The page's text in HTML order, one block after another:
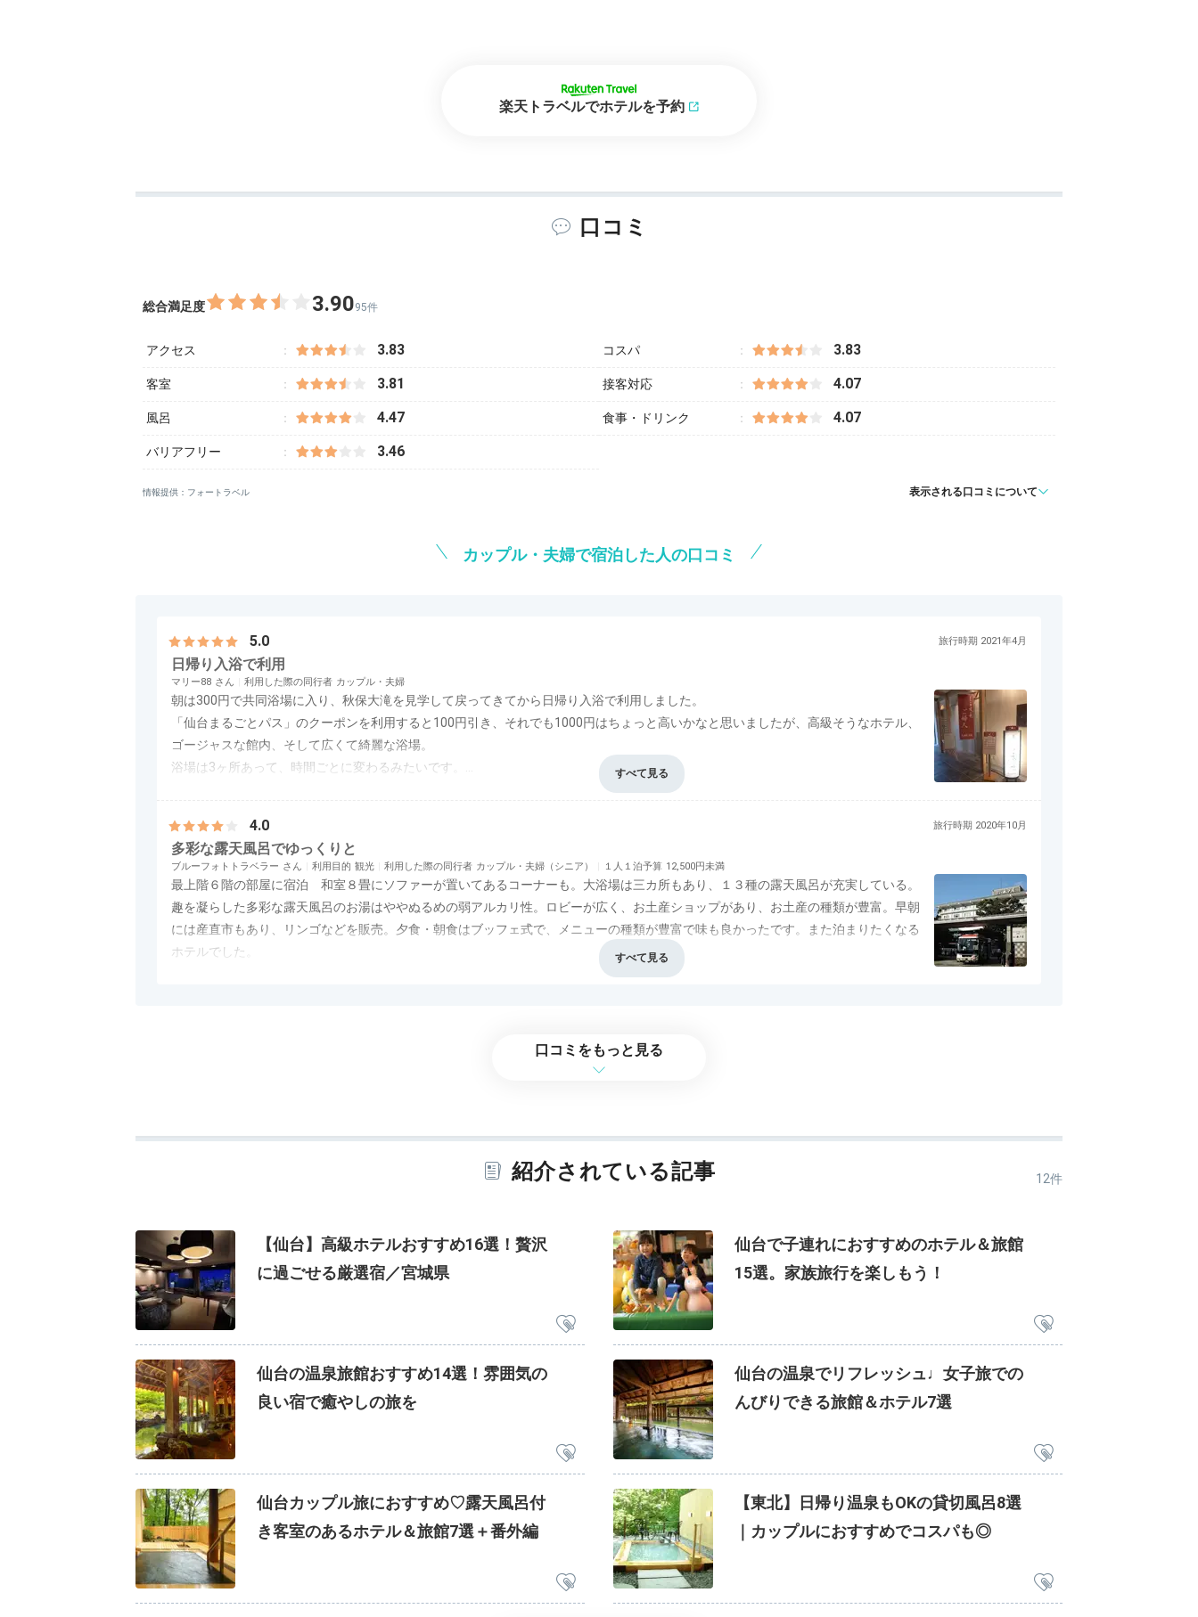
楽天トラベルでホテルを予約
口コミ
総合満足度 3.9095件
アクセス 3.83 コスパ 3.83
客室 3.81 接客対応 4.07
風呂 4.47 食事・ドリンク 4.07
バリアフリー 3.46
情報提供：フォートラベル 表示される口コミについて
カップル・夫婦で宿泊した人の口コミ
5.0 旅行時期 2021年4月
日帰り入浴で利用
マリー88 利用した際の同行者 カップル・夫婦
朝は300円で共同浴場に入り、秋保大滝を見学して戻ってきてから日帰り入浴で利用しました。
「仙台まるごとパス」のクーポンを利用すると100円引き、それでも1000円はちょっと高いかなと思いましたが、高級そうなホテル、
ゴージャスな館内、そして広くて綺麗な浴場。
浴場は3ヶ所あって、時間ごとに変わるみたいです。
バリアフリー評価なし
4.0 旅行時期 2020年10月
多彩な露天風呂でゆっくりと
ブルーフォトトラベラー 利用目的 観光 利用した際の同行者 カップル・夫婦（シニア） １人１泊予算 12,500円未満
最上階６階の部屋に宿泊 和室８畳にソファーが置いてあるコーナーも。大浴場は三カ所もあり、１３種の露天風呂が充実している。
趣を凝らした多彩な露天風呂のお湯はややぬるめの弱アルカリ性。ロビーが広く、お土産ショップがあり、お土産の種類が豊富。早朝
には産直市もあり、リンゴなどを販売。夕食・朝食はブッフェ式で、メニューの種類が豊富で味も良かったです。また泊まりたくなる
ホテルでした。
口コミをもっと見る
紹介されている記事 12件
【仙台】高級ホテルおすすめ16選！贅沢
に過ごせる厳選宿／宮城県
仙台で子連れにおすすめのホテル＆旅館
15選。家族旅行を楽しもう！
仙台の温泉旅館おすすめ14選！雰囲気の
良い宿で癒やしの旅を
仙台の温泉でリフレッシュ♩女子旅での
んびりできる旅館＆ホテル7選
仙台カップル旅におすすめ♡露天風呂付
き客室のあるホテル＆旅館7選＋番外編
【東北】日帰り温泉もOKの貸切風呂8選
｜カップルにおすすめでコスパも◎